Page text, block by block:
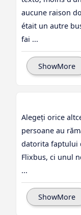
aucune raison
était un autre
fai ...
ShowMore
Alegeți orice
persoane au
datorita faptului
Flixbus, ci unul
...
ShowMore